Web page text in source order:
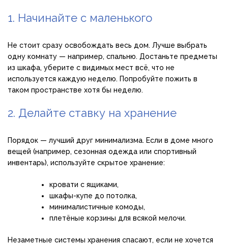
1. Начинайте с маленького
Не стоит сразу освобождать весь дом. Лучше выбрать
одну комнату — например, спальню. Достаньте предметы
из шкафа, уберите с видимых мест всё, что не
используется каждую неделю. Попробуйте пожить в
таком пространстве хотя бы неделю.
2. Делайте ставку на хранение
Порядок — лучший друг минимализма. Если в доме много
вещей (например, сезонная одежда или спортивный
инвентарь), используйте скрытое хранение:
кровати с ящиками,
шкафы-купе до потолка,
минималистичные комоды,
плетёные корзины для всякой мелочи.
Незаметные системы хранения спасают, если не хочется